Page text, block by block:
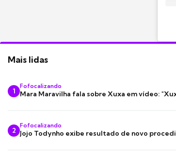
Mais lidas
1
Fofocalizando
Mara Maravilha fala sobre Xuxa em vídeo:
2
Fofocalizando
Jojo Todynho exibe resultado de novo